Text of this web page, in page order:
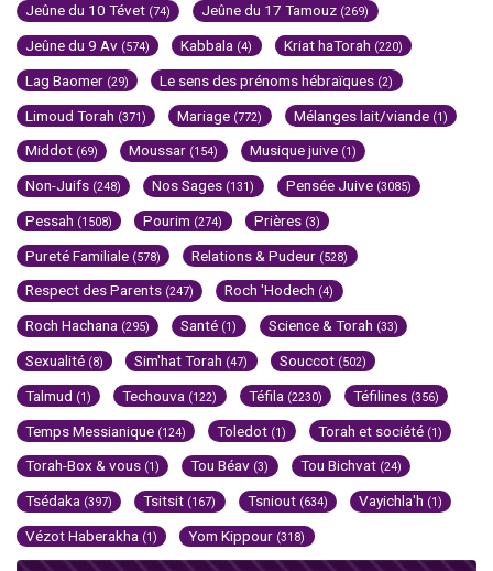
Jeûne du 10 Tévet (74) Jeûne du 17 Tamouz (269)
Jeûne du 9 Av (574) Kabbala (4) Kriat haTorah (220)
Lag Baomer (29) Le sens des prénoms hébraïques (2)
Limoud Torah (371) Mariage (772) Mélanges lait/viande (1)
Middot (69) Moussar (154) Musique juive (1)
Non-Juifs (248) Nos Sages (131) Pensée Juive (3085)
Pessah (1508) Pourim (274) Prières (3)
Pureté Familiale (578) Relations & Pudeur (528)
Respect des Parents (247) Roch 'Hodech (4)
Roch Hachana (295) Santé (1) Science & Torah (33)
Sexualité (8) Sim'hat Torah (47) Souccot (502)
Talmud (1) Techouva (122) Téfila (2230) Téfilines (356)
Temps Messianique (124) Toledot (1) Torah et société (1)
Torah-Box & vous (1) Tou Béav (3) Tou Bichvat (24)
Tsédaka (397) Tsitsit (167) Tsniout (634) Vayichla'h (1)
Vézot Haberakha (1) Yom Kippour (318)